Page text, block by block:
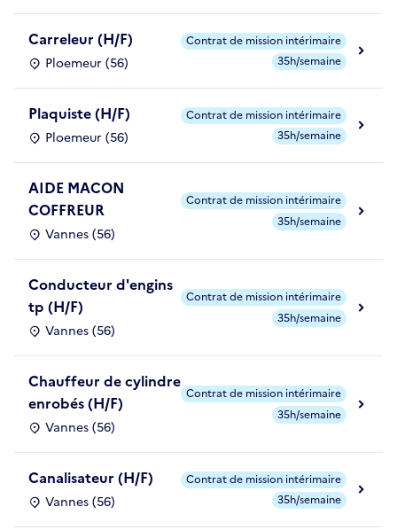
Carreleur (H/F)
Ploemeur (56)
Contrat de mission intérimaire
35h/semaine
Plaquiste (H/F)
Ploemeur (56)
Contrat de mission intérimaire
35h/semaine
AIDE MACON
COFFREUR
Vannes (56)
Contrat de mission intérimaire
35h/semaine
Conducteur d'engins
tp (H/F)
Vannes (56)
Contrat de mission intérimaire
35h/semaine
Chauffeur de cylindre
enrobés (H/F)
Vannes (56)
Contrat de mission intérimaire
35h/semaine
Canalisateur (H/F)
Vannes (56)
Contrat de mission intérimaire
35h/semaine